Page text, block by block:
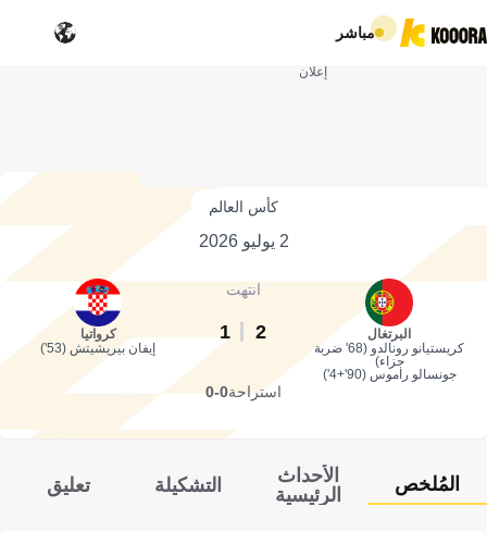
مباشر
إعلان
كأس العالم
2 يوليو 2026
البرتغال
كريستيانو رونالدو (68' ضربة
جزاء)
جونسالو راموس (90'+4')
انتهت
2
1
كرواتيا
إيفان بيريشيتش (53')
استراحة0-0
المُلخص
الأحداث
الرئيسية
التشكيلة تعليق